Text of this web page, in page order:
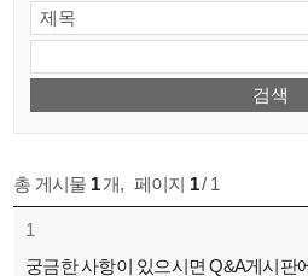
총 게시물 1개, 페이지 1/ 1
1
궁금한 사항이 있으시면 Q&A게시판